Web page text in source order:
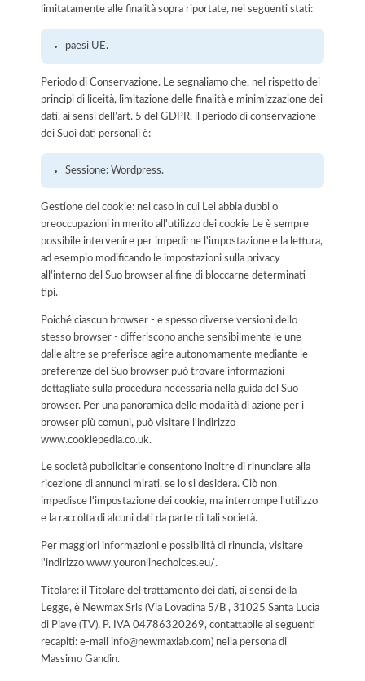
limitatamente alle finalità sopra riportate, nei seguenti stati:
paesi UE.
Periodo di Conservazione. Le segnaliamo che, nel rispetto dei
principi di liceità, limitazione delle finalità e minimizzazione dei
dati, ai sensi dell’art. 5 del GDPR, il periodo di conservazione
dei Suoi dati personali è:
Sessione: Wordpress.
Gestione dei cookie: nel caso in cui Lei abbia dubbi o
preoccupazioni in merito all'utilizzo dei cookie Le è sempre
possibile intervenire per impedirne l'impostazione e la lettura,
ad esempio modificando le impostazioni sulla privacy
all'interno del Suo browser al fine di bloccarne determinati
tipi.
Poiché ciascun browser - e spesso diverse versioni dello
stesso browser - differiscono anche sensibilmente le une
dalle altre se preferisce agire autonomamente mediante le
preferenze del Suo browser può trovare informazioni
dettagliate sulla procedura necessaria nella guida del Suo
browser. Per una panoramica delle modalità di azione per i
browser più comuni, può visitare l'indirizzo
www.cookiepedia.co.uk.
Le società pubblicitarie consentono inoltre di rinunciare alla
ricezione di annunci mirati, se lo si desidera. Ciò non
impedisce l'impostazione dei cookie, ma interrompe l'utilizzo
e la raccolta di alcuni dati da parte di tali società.
Per maggiori informazioni e possibilità di rinuncia, visitare
l'indirizzo www.youronlinechoices.eu/.
Titolare: il Titolare del trattamento dei dati, ai sensi della
Legge, è Newmax Srls (Via Lovadina 5/B , 31025 Santa Lucia
di Piave (TV), P. IVA 04786320269, contattabile ai seguenti
recapiti: e-mail info@newmaxlab.com) nella persona di
Massimo Gandin.